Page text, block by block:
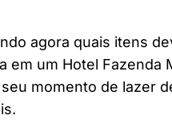
agora quais itens
em um Hotel Fazenda
momento de lazer